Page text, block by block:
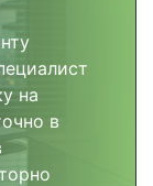
на
в